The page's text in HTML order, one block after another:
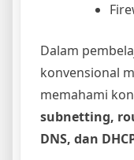
Dalam
konvensional
memahami
subnetting,
DNS, dan